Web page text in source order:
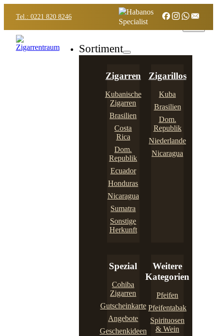
Tel.: 0221 820 8246
Sortiment
Zigarren
Kubanische
Zigarren
Brasilien
Costa
Rica
Dom.
Republik
Ecuador
Honduras
Nicaragua
Sumatra
Sonstige
Herkunft
Zigarillos
Kuba
Brasilien
Dom.
Republik
Niederlande
Nicaragua
Spezial
Cohiba
Zigarren
Gutscheinkarte
Angebote
Geschenkideen
Weitere
Kategorien
Pfeifen
Pfeifentabak
Spirituosen
& Wein